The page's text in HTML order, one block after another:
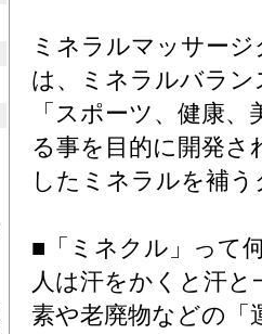
ミネラルマッサー
は、ミネラルバラ
「スポーツ、健康
る事を目的に開発
したミネラルを補
■「ミネクル」って
人は汗をかくと汗
素や老廃物などの